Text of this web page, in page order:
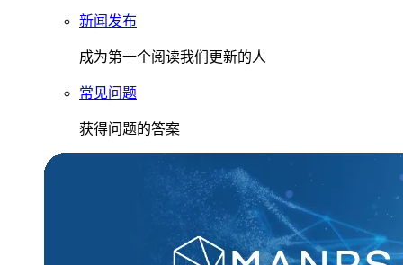
新闻发布
成为第一个阅读我们更新的人
常见问题
获得问题的答案